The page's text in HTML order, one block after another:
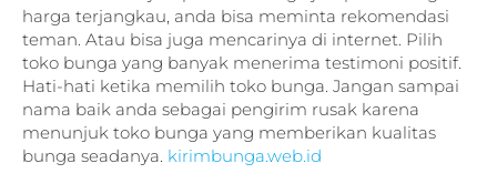
harga terjangkau, anda bisa meminta rekomendasi
teman. Atau bisa juga mencarinya di internet. Pilih
toko bunga yang banyak menerima testimoni positif.
Hati-hati ketika memilih toko bunga. Jangan sampai
nama baik anda sebagai pengirim rusak karena
menunjuk toko bunga yang memberikan kualitas
bunga seadanya. kirimbunga.web.id